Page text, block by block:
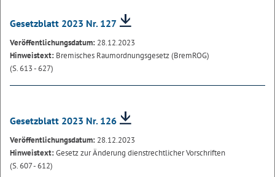
Gesetzblatt 2023 Nr. 127
Veröffentlichungsdatum: 28.12.2023
Hinweistext: Bremisches Raumordnungsgesetz (BremROG)
(S. 613 - 627)
Gesetzblatt 2023 Nr. 126
Veröffentlichungsdatum: 28.12.2023
Hinweistext:Gesetz zur Änderung dienstrechtlicher Vorschriften
(S. 607 - 612)